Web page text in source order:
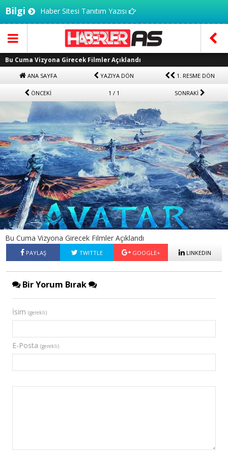
Bilgi Haber Sitesi Tanıtım Yazısı
Bu Cuma Vizyona Girecek Filmler Açıklandı
ANA SAYFA YAZIYA DÖN 1. RESME DÖN
ÖNCEKİ 1 / 1 SONRAKİ
Bu Cuma Vizyona Girecek Filmler Açıklandı
PAYLAŞ TWITTLE GOOGLE+ LINKEDIN
Bir Yorum Bırak
İsim (gerekli)
E-Posta (gerekli)